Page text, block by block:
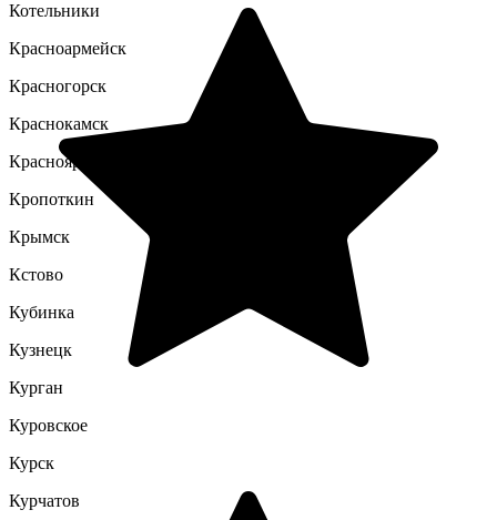
Котельники
Красноармейск
Красногорск
Краснокамск
Красноярск
Кропоткин
Крымск
Кстово
Кубинка
Кузнецк
Курган
Куровское
Курск
Курчатов